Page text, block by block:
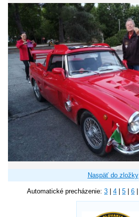
Naspäť do zložky
Automatické precházenie: 3 4 5 6